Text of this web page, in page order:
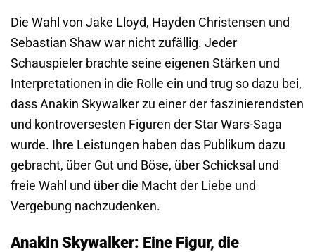
Die Wahl von Jake Lloyd, Hayden Christensen und
Sebastian Shaw war nicht zufällig. Jeder
Schauspieler brachte seine eigenen Stärken und
Interpretationen in die Rolle ein und trug so dazu bei,
dass Anakin Skywalker zu einer der faszinierendsten
und kontroversesten Figuren der Star Wars-Saga
wurde. Ihre Leistungen haben das Publikum dazu
gebracht, über Gut und Böse, über Schicksal und
freie Wahl und über die Macht der Liebe und
Vergebung nachzudenken.
Anakin Skywalker: Eine Figur, die